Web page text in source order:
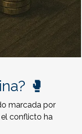
🥊
marcada por
conflicto ha